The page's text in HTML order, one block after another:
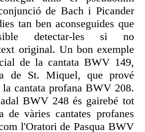
de Bach i Picander
tan ben aconseguides que
detectar-les si no
original. Un bon exemple
de la cantata BWV 149,
de St. Miquel, que prové
la cantata profana BWV 208.
BWV 248 és gairebé tot
de vàries cantates profanes
l'Oratori de Pasqua BWV